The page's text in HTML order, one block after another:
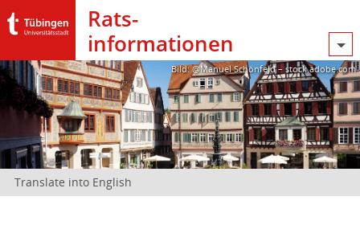
Rats­
informationen
Bild: @Manuel Schönfeld – stock.adobe.com
Translate into English